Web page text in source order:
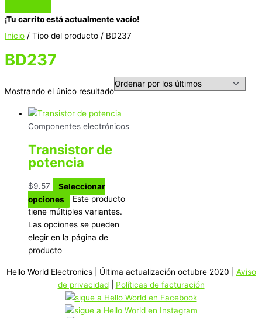
¡Tu carrito está actualmente vacío!
Inicio / Tipo del producto / BD237
BD237
Mostrando el único resultado
Componentes electrónicos
Transistor de
potencia
$9.57
Seleccionar
opciones
Este producto
tiene múltiples variantes.
Las opciones se pueden
elegir en la página de
producto
Hello World Electronics| Última actualización octubre 2020 | Aviso
de privacidad| Políticas de facturación